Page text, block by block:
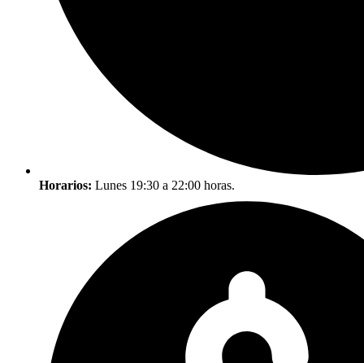
Horarios: Lunes 19:30 a 22:00 horas.